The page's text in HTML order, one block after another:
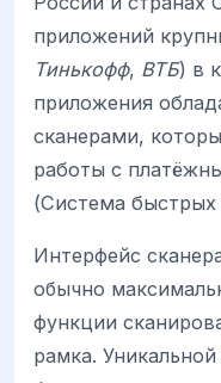
приложений
Тинькофф, ВТБ) в
приложения
сканерами,
работы с
(Система быстрых
Интерфейс
обычно
функции
рамка.